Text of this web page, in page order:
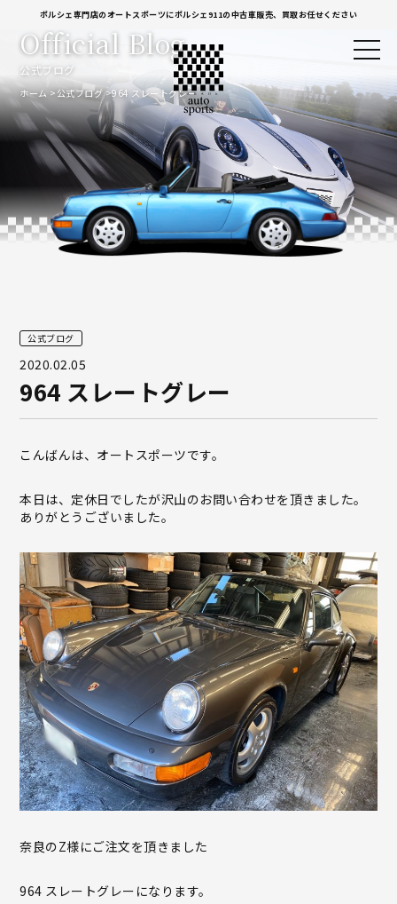
ポルシェ専門店のオートスポーツにポルシェ911の中古車販売、買取お任せください
公式ブログ
Official Blog
ホーム 公式ブログ 964 スレートグレー
公式ブログ
2020.02.05
964 スレートグレー
こんばんは、オートスポーツです。
本日は、定休日でしたが沢山のお問い合わせを頂きました。
ありがとうございました。
奈良のZ様にご注文を頂きました
964 スレートグレーになります。